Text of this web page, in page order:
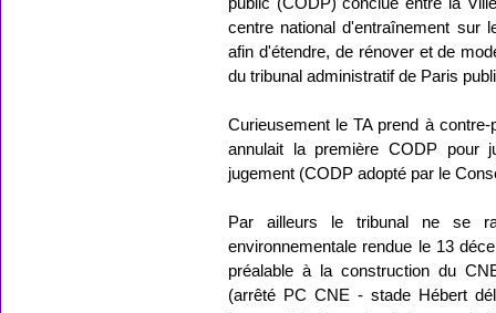
centre national d'entraînement sur
afin d'étendre, de rénover et de
du tribunal administratif de Paris
Curieusement le TA prend à
annulait la première CODP pour
jugement (CODP adopté par le
Par ailleurs le tribunal ne se
environnementale rendue le 13
préalable à la construction du
(arrêté PC CNE - stade Hébert